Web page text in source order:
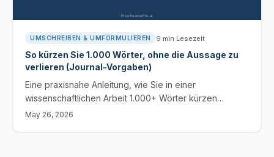
UMSCHREIBEN & UMFORMULIEREN 9 min Lesezeit
So kürzen Sie 1.000 Wörter, ohne die Aussage zu
verlieren (Journal-Vorgaben)
Eine praxisnahe Anleitung, wie Sie in einer
wissenschaftlichen Arbeit 1.000+ Wörter kürzen
können, ohne Argumentation oder Belege zu verlieren.
May 26, 2026